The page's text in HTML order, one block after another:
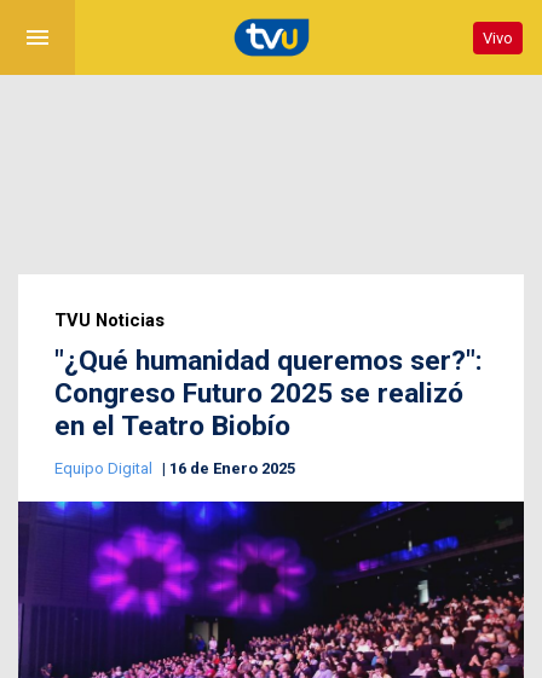
menu Vivo
TVU Noticias
"¿Qué humanidad queremos ser?":
Congreso Futuro 2025 se realizó
en el Teatro Biobío
Equipo Digital 16 de Enero 2025